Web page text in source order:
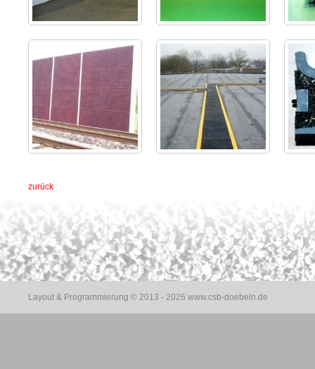
zurück
Layout & Programmierung © 2013 - 2026 www.csb-doebeln.de